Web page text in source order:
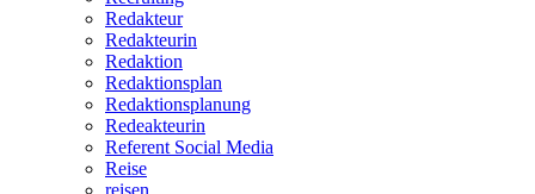
Redakteur
Redakteurin
Redaktion
Redaktionsplan
Redaktionsplanung
Redeakteurin
Referent Social Media
Reise